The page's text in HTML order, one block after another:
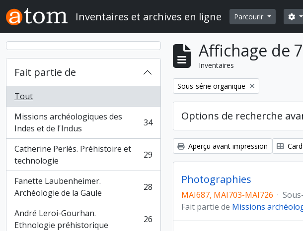
Skip to main content
Inventaires et archives en ligne Parcourir
Fait partie de
Tout
Missions archéologiques des
Indes et de l'Indus
, 34 résultats 34
Catherine Perlès. Préhistoire et
technologie
, 29 résultats 29
Fanette Laubenheimer.
Archéologie de la Gaule
, 28 résultats 28
André Leroi-Gourhan.
Ethnologie préhistorique
, 26 résultats 26
Affichage de
Inventaires
Remove filter:
Sous-série organique
Options de recherche
Aperçu avant impression
Photographies
MAI687, MAI703-MAI726 ·
Fait partie de Missions